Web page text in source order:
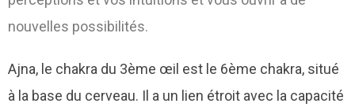
nouvelles possibilités.
Ajna, le chakra du 3ème œil est le 6ème chakra, situé
à la base du cerveau. Il a un lien étroit avec la capacité